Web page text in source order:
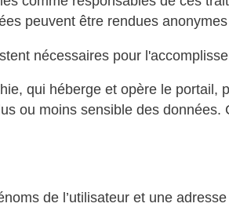
peuvent être rendues
nécessaires pour
qui héberge et opère le
ou moins sensible des
de l’utilisateur et une